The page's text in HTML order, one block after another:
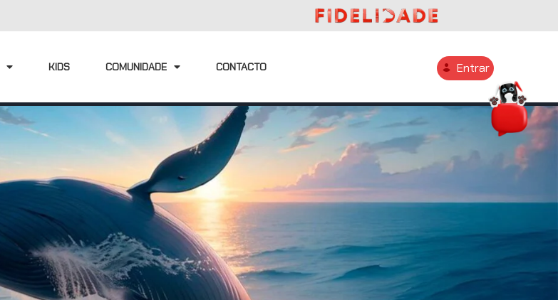
KIDS COMUNIDADE CONTACTO Entrar